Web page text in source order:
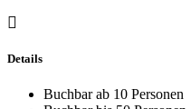
Details
Buchbar ab 10 Personen